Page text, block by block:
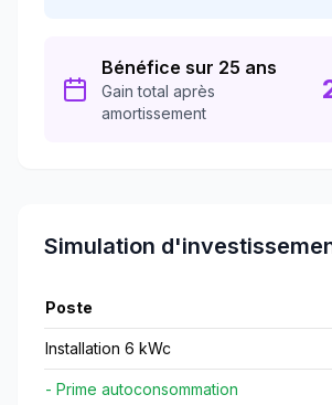
Bénéfice sur 25 ans
Gain total après
amortissement
Simulation
Poste
Installation 6 kWc
- Prime autoconsommation